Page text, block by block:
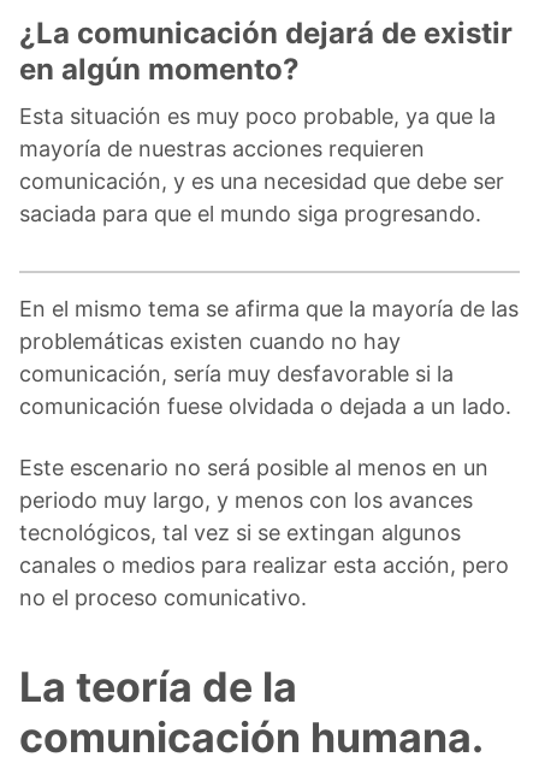
¿La comunicación dejará de existir
en algún momento?
Esta situación es muy poco probable, ya que la
mayoría de nuestras acciones requieren
comunicación, y es una necesidad que debe ser
saciada para que el mundo siga progresando.
En el mismo tema se afirma que la mayoría de las
problemáticas existen cuando no hay
comunicación, sería muy desfavorable si la
comunicación fuese olvidada o dejada a un lado.
Este escenario no será posible al menos en un
periodo muy largo, y menos con los avances
tecnológicos, tal vez si se extingan algunos
canales o medios para realizar esta acción, pero
no el proceso comunicativo.
La teoría de la
comunicación humana.